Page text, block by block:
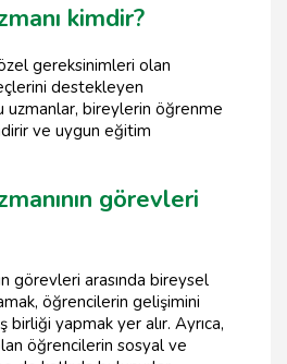
kimdir?
gereksinimleri olan
destekleyen
bireylerin öğrenme
ve uygun eğitim
görevleri
görevleri arasında bireysel
öğrencilerin gelişimini
yapmak yer alır. Ayrıca,
öğrencilerin sosyal ve